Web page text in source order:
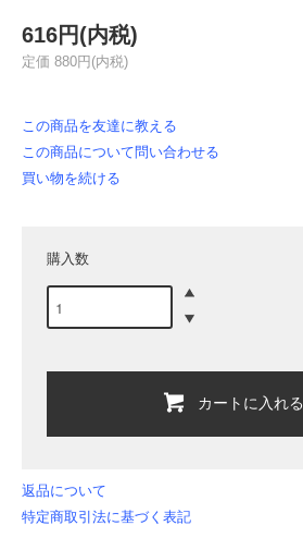
616円(内税)
定価 880円(内税)
この商品を友達に教える
この商品について問い合わせる
買い物を続ける
購入数
カートに入れる
返品について
特定商取引法に基づく表記